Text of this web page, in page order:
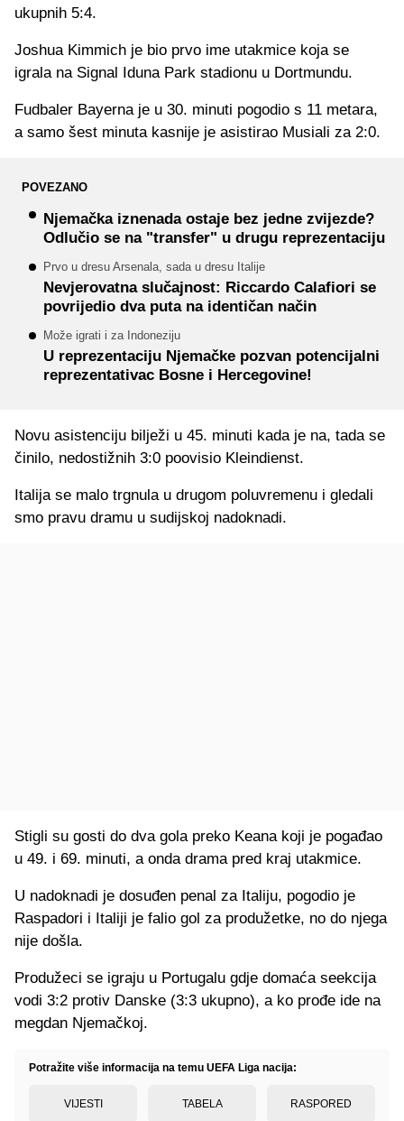
ukupnih 5:4.
Joshua Kimmich je bio prvo ime utakmice koja se
igrala na Signal Iduna Park stadionu u Dortmundu.
Fudbaler Bayerna je u 30. minuti pogodio s 11 metara,
a samo šest minuta kasnije je asistirao Musiali za 2:0.
POVEZANO
Njemačka iznenada ostaje bez jedne zvijezde?
Odlučio se na "transfer" u drugu reprezentaciju
Prvo u dresu Arsenala, sada u dresu Italije
Nevjerovatna slučajnost: Riccardo Calafiori se
povrijedio dva puta na identičan način
Može igrati i za Indoneziju
U reprezentaciju Njemačke pozvan potencijalni
reprezentativac Bosne i Hercegovine!
Novu asistenciju bilježi u 45. minuti kada je na, tada se
činilo, nedostižnih 3:0 poovisio Kleindienst.
Italija se malo trgnula u drugom poluvremenu i gledali
smo pravu dramu u sudijskoj nadoknadi.
Stigli su gosti do dva gola preko Keana koji je pogađao
u 49. i 69. minuti, a onda drama pred kraj utakmice.
U nadoknadi je dosuđen penal za Italiju, pogodio je
Raspadori i Italiji je falio gol za produžetke, no do njega
nije došla.
Produžeci se igraju u Portugalu gdje domaća seekcija
vodi 3:2 protiv Danske (3:3 ukupno), a ko prođe ide na
megdan Njemačkoj.
Potražite više informacija na temu UEFA Liga nacija:
VIJESTI TABELA RASPORED